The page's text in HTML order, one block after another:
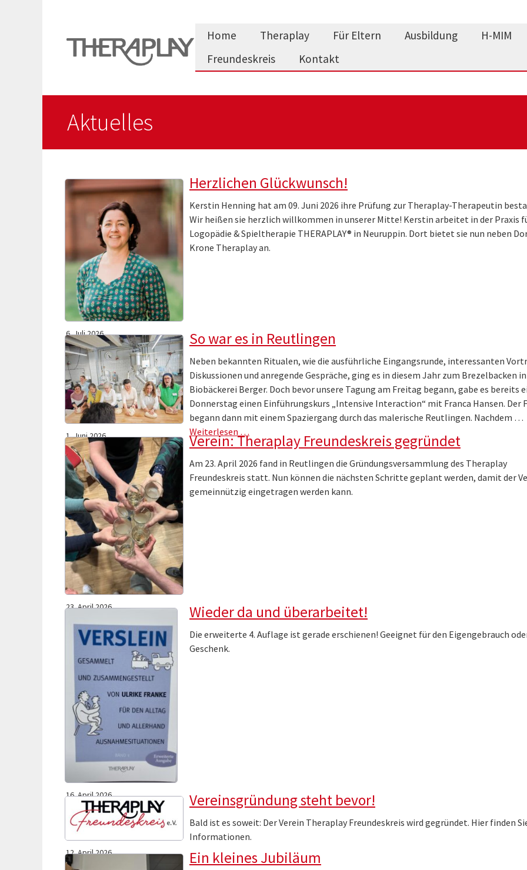
Home Theraplay Für Eltern Ausbildung
H-MIM
Freundeskreis
Kontakt
Aktuelles
6. Juli 2026
Herzlichen Glückwunsch!
Kerstin Henning hat am 09. Juni 2026 ihre Prüfung zur Theraplay-Therapeutin
Wir heißen sie herzlich willkommen in unserer Mitte! Kerstin arbeitet in der Praxis
Logopädie & Spieltherapie THERAPLAY® in Neuruppin. Dort bietet sie nun neben
Krone Theraplay an.
1. Juni 2026
So war es in Reutlingen
Neben bekannten Ritualen, wie die ausführliche Eingangsrunde, interessanten
Diskussionen und anregende Gespräche, ging es in diesem Jahr zum Brezelbacken
Biobäckerei Berger. Doch bevor unsere Tagung am Freitag begann, gabe es bereits
Donnerstag einen Einführungskurs „Intensive Interaction“ mit Franca Hansen. Der
begann dann mit einem Spaziergang durch das malerische Reutlingen. Nachdem …
Weiterlesen …
23. April 2026
Verein: Theraplay Freundeskreis gegründet
Am 23. April 2026 fand in Reutlingen die Gründungsversammlung des Theraplay
Freundeskreis statt. Nun können die nächsten Schritte geplant werden, damit der
gemeinnützig eingetragen werden kann.
16. April 2026
Wieder da und überarbeitet!
Die erweiterte 4. Auflage ist gerade erschienen! Geeignet für den Eigengebrauch
Geschenk.
12. April 2026
Vereinsgründung steht bevor!
Bald ist es soweit: Der Verein Theraplay Freundeskreis wird gegründet. Hier finden
Informationen.
Ein kleines Jubiläum